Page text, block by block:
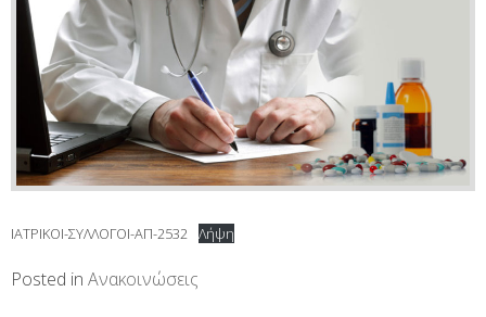
IATΡΙΚΟΙ-ΣΥΛΛΟΓΟΙ-ΑΠ-2532 Λήψη
Posted in Ανακοινώσεις